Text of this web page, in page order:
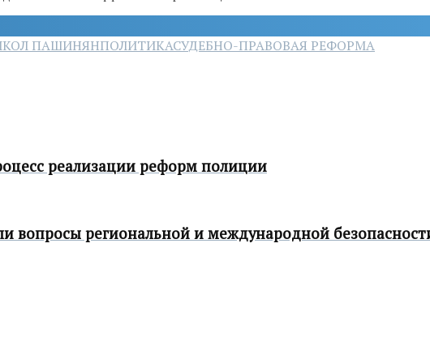
ПАШИНЯНПОЛИТИКАСУДЕБНО-ПРАВОВАЯ РЕФОРМА
реализации реформ полиции
региональной и международной